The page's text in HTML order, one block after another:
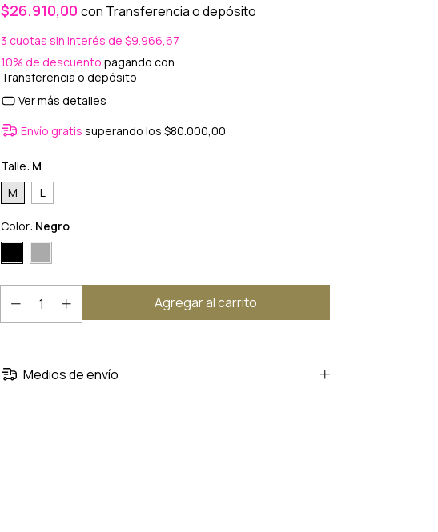
$26.910,00 con Transferencia o depósito
3 cuotas sin interés de $9.966,67
10% de descuento pagando con
Transferencia o depósito
Ver más detalles
Envío gratis superando los$80.000,00
Talle: M
M
L
Color: Negro
Medios de envío